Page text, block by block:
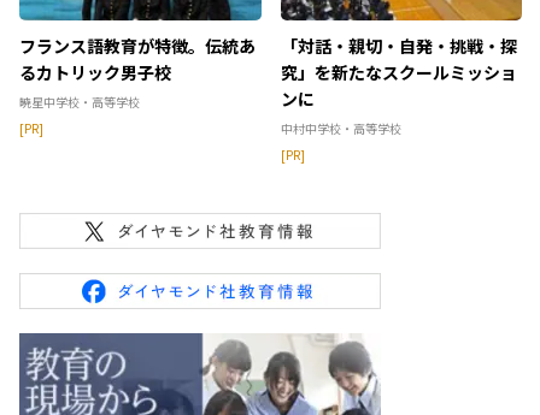
フランス語教育が特徴。伝統あ
るカトリック男子校
暁星中学校・高等学校
[PR]
「対話・親切・自発・挑戦・探
究」を新たなスクールミッショ
ンに
中村中学校・高等学校
[PR]